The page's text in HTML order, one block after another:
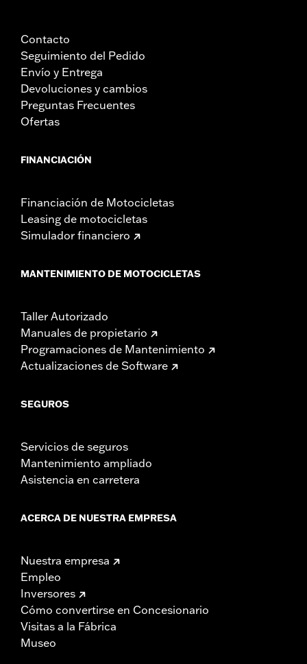
Contacto
Seguimiento del Pedido
Envío y Entrega
Devoluciones y cambios
Preguntas Frecuentes
Ofertas
FINANCIACIÓN
Financiación de Motocicletas
Leasing de motocicletas
Simulador financiero
MANTENIMIENTO DE MOTOCICLETAS
Taller Autorizado
Manuales de propietario
Programaciones de Mantenimiento
Actualizaciones de Software
SEGUROS
Servicios de seguros
Mantenimiento ampliado
Asistencia en carretera
ACERCA DE NUESTRA EMPRESA
Nuestra empresa
Empleo
Inversores
Cómo convertirse en Concesionario
Visitas a la Fábrica
Museo